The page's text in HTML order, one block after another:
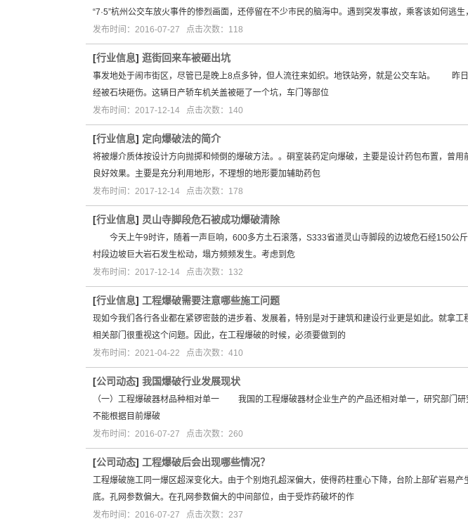
“7·5”杭州公交车放火事件的惨烈画面，还停留在不少市民的脑海中。遇到突发事故，乘客该如何
发布时间：2016-07-27 点击次数：118
[行业信息] 逛街回来车被砸出坑
事发地处于闹市街区，尽管已是晚上8点多钟，但人流往来如织。地铁站旁，就是公交车站。 昨
经被石块砸伤。这辆日产轿车机关盖被砸了一个坑，车门等部位
发布时间：2017-12-14 点击次数：140
[行业信息] 定向爆破法的简介
将被爆介质体按设计方向抛掷和倾倒的爆破方法。。硐室装药定向爆破，主要是设计药包布置，曾
良好效果。主要是充分利用地形，不理想的地形要加辅助药包
发布时间：2017-12-14 点击次数：178
[行业信息] 灵山寺脚段危石被成功爆破清除
今天上午9时许，随着一声巨响，600多方土石滚落，S333省道灵山寺脚段的边坡危石经150
村段边坡巨大岩石发生松动，塌方频频发生。考虑到危
发布时间：2017-12-14 点击次数：132
[行业信息] 工程爆破需要注意哪些施工问题
现如今我们各行各业都在紧锣密鼓的进步着、发展着，特别是对于建筑和建设行业更是如此。就拿
相关部门很重视这个问题。因此，在工程爆破的时候，必须要做到的
发布时间：2021-04-22 点击次数：410
[公司动态] 我国爆破行业发展现状
（一）工程爆破器材品种相对单一 我国的工程爆破器材企业生产的产品还相对单一，研究部门研
不能根据目前爆破
发布时间：2016-07-27 点击次数：260
[公司动态] 工程爆破后会出现哪些情况？
工程爆破施工同一爆区超深变化大。由于个别炮孔超深偏大，使得药柱重心下降，台阶上部矿岩易
底。孔网参数偏大。在孔网参数偏大的中间部位，由于受炸药破坏的作
发布时间：2016-07-27 点击次数：237